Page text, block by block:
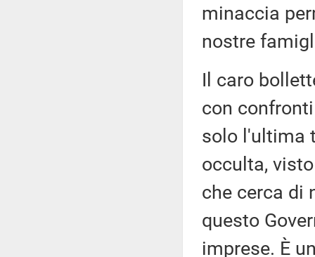
minaccia
nostre
Il caro
con
solo l'ultima
occulta,
che cerca di
questo
imprese. È